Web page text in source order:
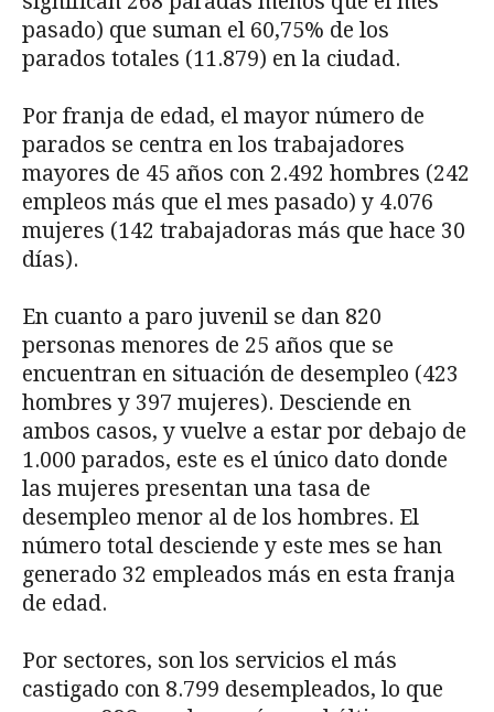
pasado) que suman el 60,75% de los
parados totales (11.879) en la ciudad.
Por franja de edad, el mayor número de
parados se centra en los trabajadores
mayores de 45 años con 2.492 hombres (242
empleos más que el mes pasado) y 4.076
mujeres (142 trabajadoras más que hace 30
días).
En cuanto a paro juvenil se dan 820
personas menores de 25 años que se
encuentran en situación de desempleo (423
hombres y 397 mujeres). Desciende en
ambos casos, y vuelve a estar por debajo de
1.000 parados, este es el único dato donde
las mujeres presentan una tasa de
desempleo menor al de los hombres. El
número total desciende y este mes se han
generado 32 empleados más en esta franja
de edad.
Por sectores, son los servicios el más
castigado con 8.799 desempleados, lo que